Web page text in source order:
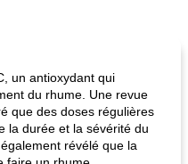
un antioxydant qui
du rhume. Une revue
que des doses régulières
la durée et la sévérité du
révélé que la